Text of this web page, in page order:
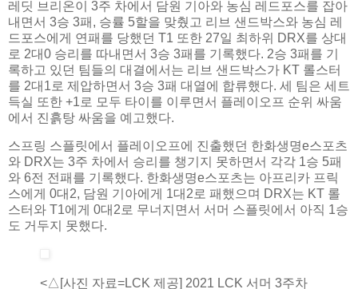
레딧 브리온이 3주 차에서 담원 기아와 농심 레드포스를 잡아
내면서 3승 3패, 승률 5할을 맞췄고 리브 샌드박스와 농심 레
드포스에게 연패를 당했던 T1 또한 27일 최하위 DRX를 상대
로 2대0 승리를 따내면서 3승 3패를 기록했다. 2승 3패를 기
록하고 있던 팀들의 대결에서는 리브 샌드박스가 KT 롤스터
를 2대1로 제압하면서 3승 3패 대열에 합류했다. 세 팀은 세트
득실 또한 +1로 모두 타이를 이루면서 플레이오프 순위 싸움
에서 진흙탕 싸움을 예고했다.
스프링 스플릿에서 플레이오프에 진출했던 한화생명e스포츠
와 DRX는 3주 차에서 승리를 챙기지 못하면서 각각 1승 5패
와 6전 전패를 기록했다. 한화생명e스포츠는 아프리카 프릭
스에게 0대2, 담원 기아에게 1대2로 패했으며 DRX는 KT 롤
스터와 T1에게 0대2로 무너지면서 서머 스플릿에서 아직 1승
도 거두지 못했다.
<△[사진 자료=LCK 제공] 2021 LCK 서머 3주차